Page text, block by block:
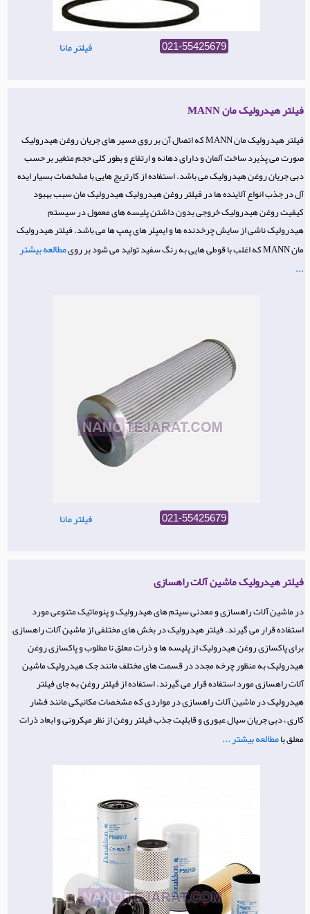
فیلتر مانا 021-55425679
فیلتر هیدرولیک مان MANN
فیلتر هیدرولیک مان MANN که اتصال آن بر روی مسیر های جریان روغن هیدرولیک
صورت می پذیرد ساخت آلمان و دارای دهانه و ارتفاع و بطور کلی حجم متغیر بر حسب
دبی جریان روغن هیدرولیک می باشد. استفاده از کارتریج هایی با مشخصات بسیار ایده
آل در جذب انواع آلاینده ها در فیلتر روغن هیدرولیک هیدرولیک مان سبب بهبود
کیفیت روغن هیدرولیک خروجی بدون داشتن پلیسه های معمول در سیستم
هیدرولیک ناشی از سایش چرخدنده ها و ایمپلر های پمپ ها می باشد. فیلتر هیدرولیک
مان MANN که اغلب با قوطی هایی به رنگ سفید تولید می شود بر روی
مطالعه بیشتر
...
فیلتر مانا 021-55425679
فیلتر هیدرولیک ماشین آلات راهسازی
در ماشین آلات راهسازی و معدنی سیتم های هیدرولیک و پنوماتیک متنوعی مورد
استفاده قرار می گیرند. فیلتر هیدرولیک در بخش های مختلفی از ماشین آلات راهسازی
برای پاکسازی روغن هیدرولیک از پلیسه ها و ذرات معلق نا مطلوب و پاکسازی روغن
هیدرولیک به منظور چرخه مجدد در قسمت های مختلف مانند جک هیدرولیک ماشین
آلات راهسازی مورد استفاده قرار می گیرند. استفاده از فیلتر روغن به جای فیلتر
هیدرولیک در ماشین آلات راهسازی در مواردی که مشخصات مکانیکی مانند فشار
کاری ، دبی جریان سیال عبوری و قابلیت جذب فیلتر روغن از نظر میکرونی و ابعاد ذرات
معلق بامطالعه بیشتر ...